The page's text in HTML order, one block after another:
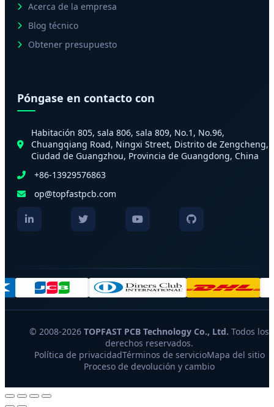
Acerca de la empresa
Blog técnico
Obtener presupuesto
Póngase en contacto con
Habitación 805, sala 806, sala 809, No.1, No.96,
Chuangqiang Road, Ningxi Street, Distrito de Zengcheng,
Ciudad de Guangzhou, Provincia de Guangdong, China
+86-13929576863
op@topfastpcb.com
© 2008-2026 TOPFAST PCB Technology Co., Ltd. Todos los
derechos reservados.
Política de privacidadTérminos de servicioMapa del sitio
Proceso de devolución y cambio